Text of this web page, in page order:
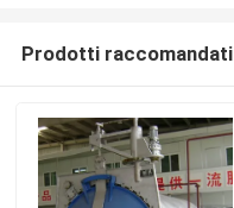
Prodotti raccomandati